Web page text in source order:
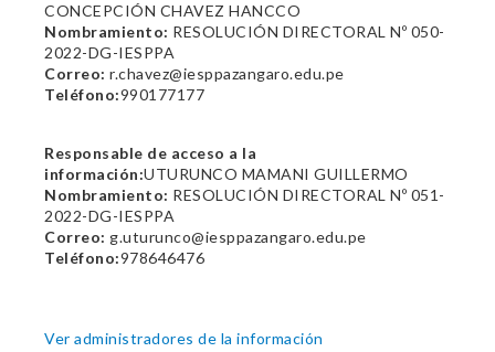
CONCEPCIÓN CHAVEZ HANCCO
Nombramiento: RESOLUCIÓN DIRECTORAL Nº 050-
2022-DG-IESPPA
Correo: r.chavez@iesppazangaro.edu.pe
Teléfono:990177177
Responsable de acceso a la
información:UTURUNCO MAMANI GUILLERMO
Nombramiento: RESOLUCIÓN DIRECTORAL Nº 051-
2022-DG-IESPPA
Correo: g.uturunco@iesppazangaro.edu.pe
Teléfono:978646476
Ver administradores de la información